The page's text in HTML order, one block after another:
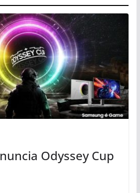
Odyssey Cup